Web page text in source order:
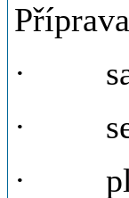
·
·
·